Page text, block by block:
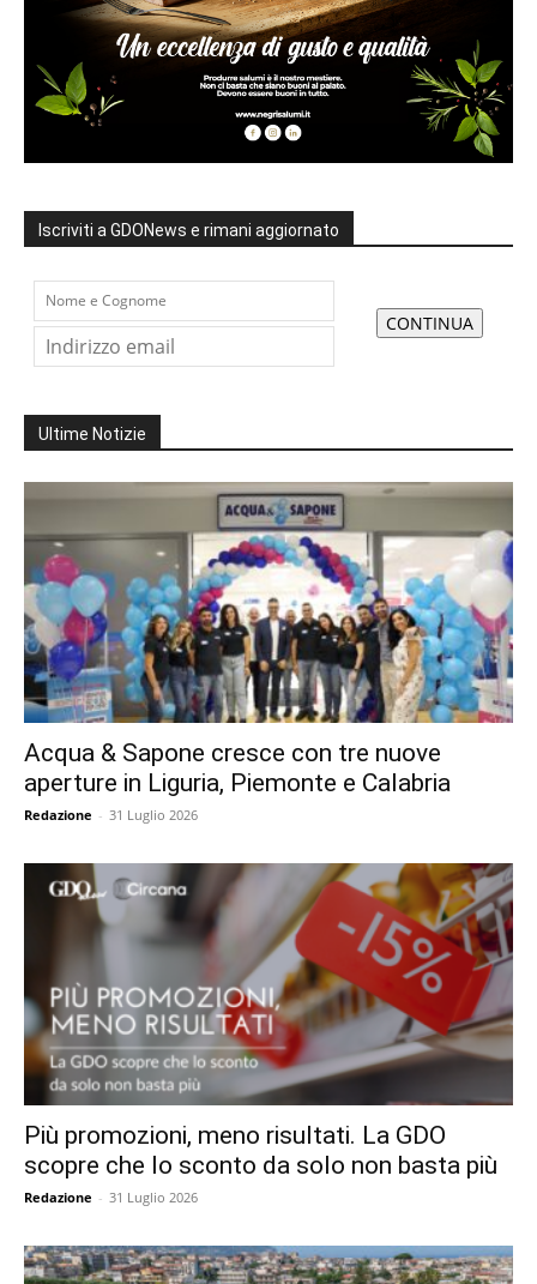
Iscriviti a GDONews e rimani aggiornato
Ultime Notizie
Acqua & Sapone cresce con tre nuove
aperture in Liguria, Piemonte e Calabria
Redazione - 31 Luglio 2026
Più promozioni, meno risultati. La GDO
scopre che lo sconto da solo non basta più
Redazione - 31 Luglio 2026